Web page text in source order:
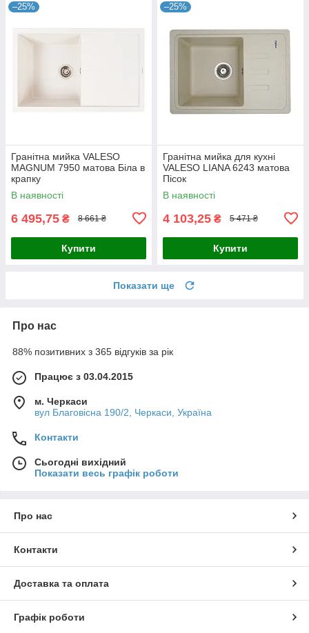
–25%
Гранітна мийка VALESO
MAGNUM 7950 матова Біла в
крапку
В наявності
6 495,75 ₴ 8 661 ₴
Купити
–25%
Гранітна мийка для кухні
VALESO LIANA 6243 матова
Пісок
В наявності
4 103,25 ₴ 5 471 ₴
Купити
Показати ще
Про нас
88% позитивних з 365 відгуків за рік
Працює з 03.04.2015
м. Черкаси
вул Благовісна 190/2, Черкаси, Україна
Контакти
Сьогодні вихідний
Показати весь графік роботи
Про нас
Контакти
Доставка та оплата
Графік роботи